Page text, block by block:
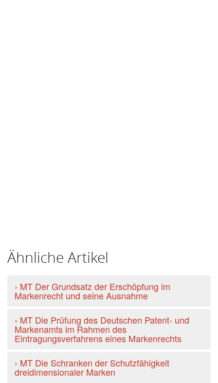
Ähnliche Artikel
› MT Der Grundsatz der Erschöpfung im
Markenrecht und seine Ausnahme
› MT Die Prüfung des Deutschen Patent- und
Markenamts im Rahmen des
Eintragungsverfahrens eines Markenrechts
› MT Die Schranken der Schutzfähigkeit
dreidimensionaler Marken